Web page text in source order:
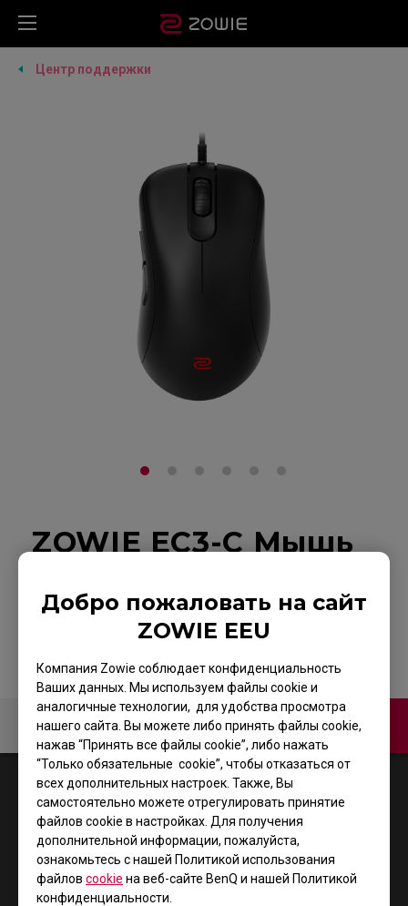
Добро пожаловать на сайт
ZOWIE EEU
Компания Zowie соблюдает конфиденциальность
Ваших данных. Мы используем файлы cookie и
аналогичные технологии, для удобства просмотра
нашего сайта. Вы можете либо принять файлы cookie,
нажав “Принять все файлы cookie”, либо нажать
“Только обязательные cookie”, чтобы отказаться от
всех дополнительных настроек. Также, Вы
самостоятельно можете отрегулировать принятие
файлов cookie в настройках. Для получения
дополнительной информации, пожалуйста,
ознакомьтесь с нашей Политикой использования
файлов cookie на веб-сайте BenQ и нашей Политикой
конфиденциальности.
Центр поддержки
ZOWIE EC3-C Мышь
На страницу продукта
Video Связаться с нами
1 Results